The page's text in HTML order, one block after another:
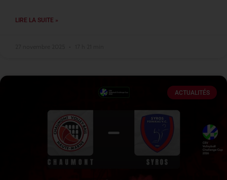
LIRE LA SUITE »
ACTUALITÉS